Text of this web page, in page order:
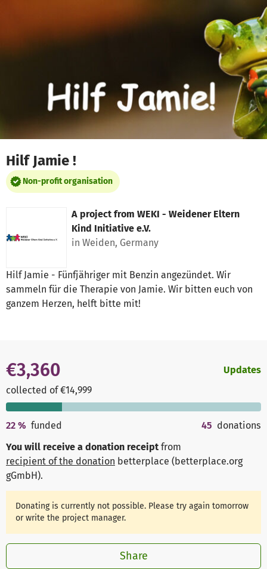
Hilf Jamie !
Non-profit organisation
A project from WEKI - Weidener Eltern
Kind Initiative e.V.
in Weiden, Germany
Hilf Jamie - Fünfjähriger mit Benzin angezündet. Wir
sammeln für die Therapie von Jamie. Wir bitten euch von
ganzem Herzen, helft bitte mit!
€3,360
collected of €14,999
Updates
22 % funded 45 donations
You will receive a donation receipt from
recipient of the donation betterplace (betterplace.org
gGmbH).
Donating is currently not possible. Please try again tomorrow
or write the project manager.
Share